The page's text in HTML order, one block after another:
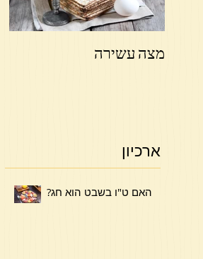
מצה עשירה
ארכיון
האם ט"ו בשבט הוא חג?